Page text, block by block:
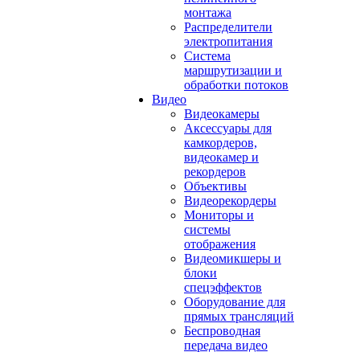
монтажа
Распределители
электропитания
Система
маршрутизации и
обработки потоков
Видео
Видеокамеры
Аксессуары для
камкордеров,
видеокамер и
рекордеров
Объективы
Видеорекордеры
Мониторы и
системы
отображения
Видеомикшеры и
блоки
спецэффектов
Оборудование для
прямых трансляций
Беспроводная
передача видео